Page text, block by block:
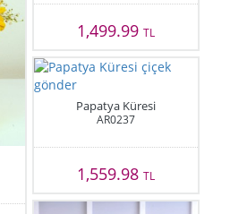
1,499.99 TL
Papatya Küresi
AR0237
1,559.98 TL